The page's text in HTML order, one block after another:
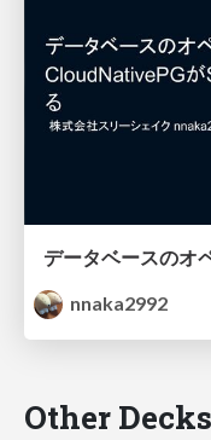
nnaka2992
Other